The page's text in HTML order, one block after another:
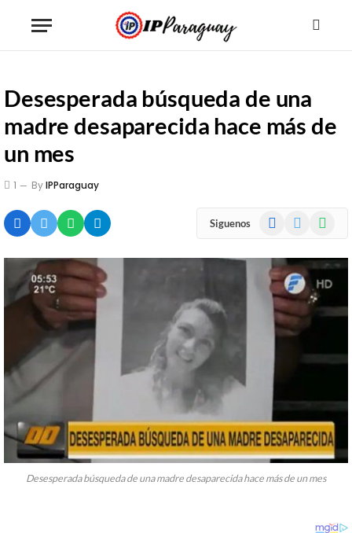
Desesperada búsqueda de una
madre desaparecida hace más de
un mes
1 ByIPParaguay
Siguenos Facebook
Desesperada búsqueda de una madre desaparecida hace más de un mes